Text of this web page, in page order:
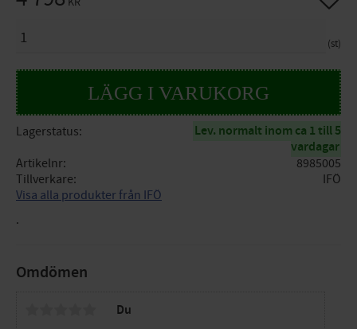
st
Lagerstatus
Lev. normalt inom ca 1 till 5
vardagar
Artikelnr
8985005
Tillverkare
IFÖ
Visa alla produkter från IFÖ
.
Omdömen
Du